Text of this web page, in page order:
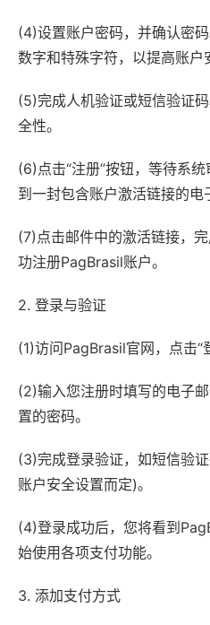
(4)设置账户密码，并确认密
数字和特殊字符，以提高账户
(5)完成人机验证或短信验证
全性。
(6)点击“注册”按钮，等待系
到一封包含账户激活链接的电
(7)点击邮件中的激活链接，
功注册PagBrasil账户。
2. 登录与验证
(1)访问PagBrasil官网，点击“
(2)输入您注册时填写的电子
置的密码。
(3)完成登录验证，如短信验
账户安全设置而定)。
(4)登录成功后，您将看到
始使用各项支付功能。
3. 添加支付方式